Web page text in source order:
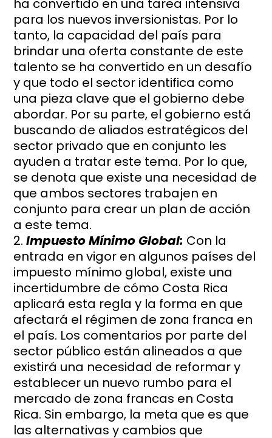
ha convertido en una tarea intensiva
para los nuevos inversionistas. Por lo
tanto, la capacidad del país para
brindar una oferta constante de este
talento se ha convertido en un desafío
y que todo el sector identifica como
una pieza clave que el gobierno debe
abordar. Por su parte, el gobierno está
buscando de aliados estratégicos del
sector privado que en conjunto les
ayuden a tratar este tema. Por lo que,
se denota que existe una necesidad de
que ambos sectores trabajen en
conjunto para crear un plan de acción
a este tema.
Impuesto Mínimo Global: Con la
entrada en vigor en algunos países del
impuesto mínimo global, existe una
incertidumbre de cómo Costa Rica
aplicará esta regla y la forma en que
afectará el régimen de zona franca en
el país. Los comentarios por parte del
sector público están alineados a que
existirá una necesidad de reformar y
establecer un nuevo rumbo para el
mercado de zona francas en Costa
Rica. Sin embargo, la meta que es que
las alternativas y cambios que